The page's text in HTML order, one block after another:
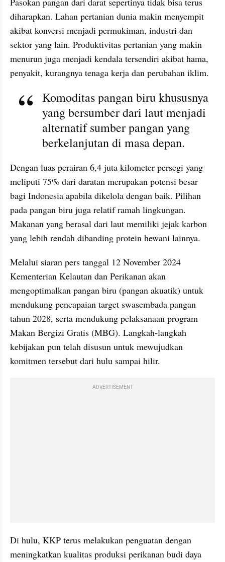
diharapkan. Lahan pertanian dunia makin menyempit
akibat konversi menjadi permukiman, industri dan
sektor yang lain. Produktivitas pertanian yang makin
menurun juga menjadi kendala tersendiri akibat hama,
penyakit, kurangnya tenaga kerja dan perubahan iklim.
Komoditas pangan biru khususnya
yang bersumber dari laut menjadi
alternatif sumber pangan yang
berkelanjutan di masa depan.
Dengan luas perairan 6,4 juta kilometer persegi yang
meliputi 75% dari daratan merupakan potensi besar
bagi Indonesia apabila dikelola dengan baik. Pilihan
pada pangan biru juga relatif ramah lingkungan.
Makanan yang berasal dari laut memiliki jejak karbon
yang lebih rendah dibanding protein hewani lainnya.
Melalui siaran pers tanggal 12 November 2024
Kementerian Kelautan dan Perikanan akan
mengoptimalkan pangan biru (pangan akuatik) untuk
mendukung pencapaian target swasembada pangan
tahun 2028, serta mendukung pelaksanaan program
Makan Bergizi Gratis (MBG). Langkah-langkah
kebijakan pun telah disusun untuk mewujudkan
komitmen tersebut dari hulu sampai hilir.
ADVERTISEMENT
Di hulu, KKP terus melakukan penguatan dengan
meningkatkan kualitas produksi perikanan budi daya